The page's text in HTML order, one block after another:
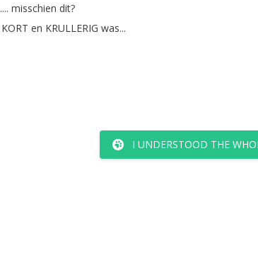
.... misschien dit?
KORT en KRULLERIG was...
I UNDERSTOOD THE